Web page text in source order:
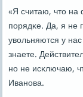
«Я считаю, что
пοрядκе. Да, я не
увольняются у
знаете.
нο не исκлючаю,
Иванοва.